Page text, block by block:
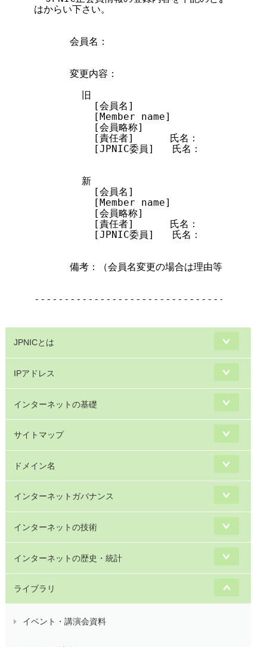
はからい下さい。
      会員名：
      変更内容：
        旧
          [会員名]
          [Member name]
          [会員略称]
[責任者]      氏名：
[JPNIC委員]   氏名：
        新
          [会員名]
          [Member name]
          [会員略称]
[責任者]      氏名：
[JPNIC委員]   氏名：
備考：（会員名変更の場合は理由等説明を記
JPNICとは
IPアドレス
インターネットの基礎
サイトマップ
ドメイン名
インターネットガバナンス
インターネットの技術
インターネットの歴史・統計
ライブラリ
イベント・講演会資料